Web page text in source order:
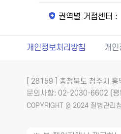
권역별 거점센터 :
개인정보처리방침 개인
[ 28159 ] 충청북도 청주시
문의사항: 02-2030-6602 (
COPYRIGHT @ 2024 질병관리